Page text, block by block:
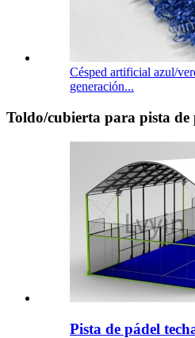
Césped artificial azul/
generación...
Toldo/cubierta para pista de
Pista de pádel